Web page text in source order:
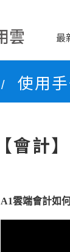
最
/ 使用
【會計
A1雲端會計如